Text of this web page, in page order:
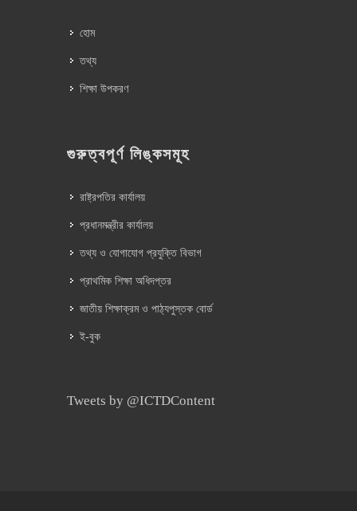
হোম
তথ্য
শিক্ষা উপকরণ
গুরুত্বপূর্ণ লিঙ্কসমূহ
রাষ্ট্রপতির কার্যালয়
প্রধানমন্ত্রীর কার্যালয়
তথ্য ও যোগাযোগ প্রযুক্তি বিভাগ
প্রাথমিক শিক্ষা অধিদপ্তর
জাতীয় শিক্ষাক্রম ও পাঠ্যপুস্তক বোর্ড
ই-বুক
Tweets by @ICTDContent